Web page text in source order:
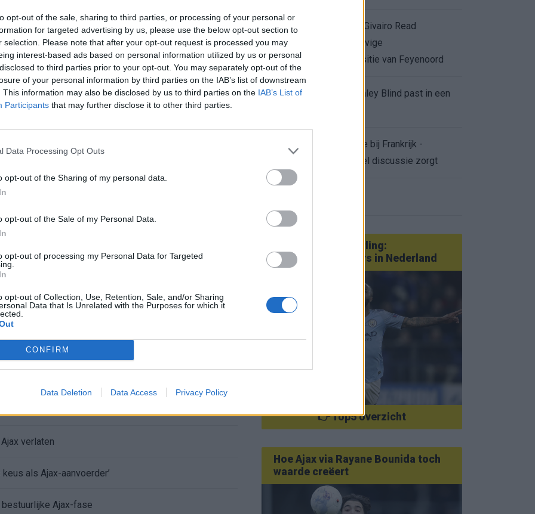
opt-out of the sale, sharing to third parties, or processing of your personal or
for targeted advertising by us, please use the below opt-out section to
selection. Please note that after your opt-out request is processed you may
interest-based ads based on personal information utilized by us or personal
to third parties prior to your opt-out. You may separately opt-out of the
of your personal information by third parties on the IAB’s list of downstream
This information may also be disclosed by us to third parties on the IAB’s List of
Participants that may further disclose it to other third parties.
Data Processing Opt Outs
opt-out of the Sharing of my personal data.
opt-out of the Sale of my Personal Data.
opt-out of processing my Personal Data for Targeted
opt-out of Collection, Use, Retention, Sale, and/or Sharing
Data that Is Unrelated with the Purposes for which it
CONFIRM
Data Deletion Data Access Privacy Policy
Azzedine Ounahi
tackle in oefenduel van Ajax
Stegen naar Ajax nog tegen
groter plan van Ajax
‘Ajax-spelers snappen dat echt wel’
duidelijkheid bij Ajax
worden
blikt terug op Ajax-keuze
steeds duidelijker
zo ziet de route naar PEC eruit
Ajax met lege handen achter
verlaten
als Ajax-aanvoerder’
Ajax-fase
18.
Afgewezen bod op Givairo Read
onderstreept de stevige
onderhandelingspositie van Feyenoord
De terugkeer van Daley Blind past in een
Waarom de arbitrage bij Frankrijk -
Marokko voor zoveel discussie zorgt
Van Götze tot Sterling:
statementtransfers in Nederland
👉 Top5 overzicht
Hoe Ajax via Rayane Bounida toch
waarde creëert